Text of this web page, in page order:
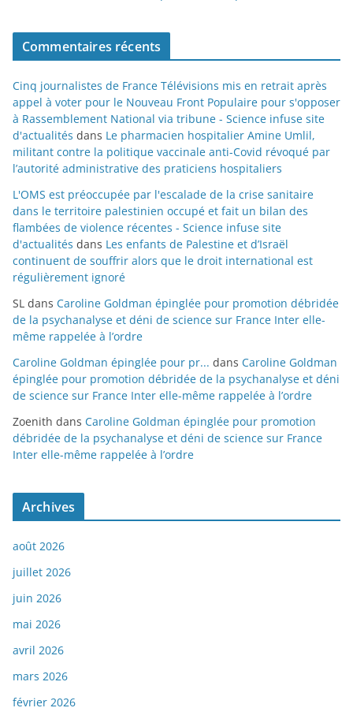
Commentaires récents
Cinq journalistes de France Télévisions mis en retrait après
appel à voter pour le Nouveau Front Populaire pour s'opposer
à Rassemblement National via tribune - Science infuse site
d'actualités dans Le pharmacien hospitalier Amine Umlil,
militant contre la politique vaccinale anti-Covid révoqué par
l’autorité administrative des praticiens hospitaliers
L'OMS est préoccupée par l'escalade de la crise sanitaire
dans le territoire palestinien occupé et fait un bilan des
flambées de violence récentes - Science infuse site
d'actualités dans Les enfants de Palestine et d’Israël
continuent de souffrir alors que le droit international est
régulièrement ignoré
SL dans Caroline Goldman épinglée pour promotion débridée
de la psychanalyse et déni de science sur France Inter elle-
même rappelée à l’ordre
Caroline Goldman épinglée pour pr... dans Caroline Goldman
épinglée pour promotion débridée de la psychanalyse et déni
de science sur France Inter elle-même rappelée à l’ordre
Zoenith dans Caroline Goldman épinglée pour promotion
débridée de la psychanalyse et déni de science sur France
Inter elle-même rappelée à l’ordre
Archives
août 2026
juillet 2026
juin 2026
mai 2026
avril 2026
mars 2026
février 2026